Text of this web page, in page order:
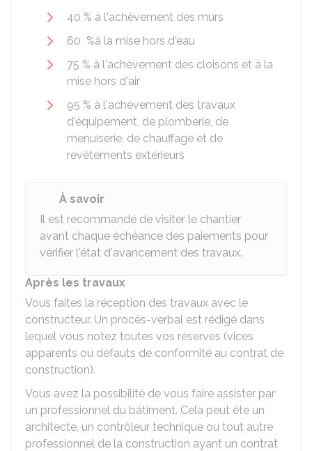
40 % à l'achèvement des murs
60 %à la mise hors d'eau
75 % à l'achèvement des cloisons et à la
mise hors d'air
95 % à l'achèvement des travaux
d'équipement, de plomberie, de
menuiserie, de chauffage et de
revêtements extérieurs
À savoir
Il est recommandé de visiter le chantier
avant chaque échéance des paiements pour
vérifier l'état d'avancement des travaux.
Après les travaux
Vous faites la réception des travaux avec le
constructeur. Un procès-verbal est rédigé dans
lequel vous notez toutes vos réserves (vices
apparents ou défauts de conformité au contrat de
construction).
Vous avez la possibilité de vous faire assister par
un professionnel du bâtiment. Cela peut ête un
architecte, un contrôleur technique ou tout autre
professionnel de la construction ayant un contrat